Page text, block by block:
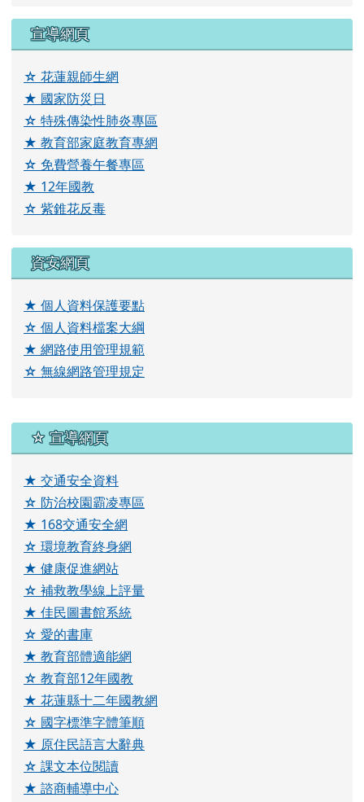
宣導網頁
☆ 花蓮親師生網
★ 國家防災日
☆ 特殊傳染性肺炎專區
★ 教育部家庭教育專網
☆ 免費營養午餐專區
★ 12年國教
☆ 紫錐花反毒
資安網頁
★ 個人資料保護要點
☆ 個人資料檔案大綱
★ 網路使用管理規範
☆ 無線網路管理規定
右邊區域內容
☆ 宣導網頁
★ 交通安全資料
☆ 防治校園霸凌專區
★ 168交通安全網
☆ 環境教育終身網
★ 健康促進網站
☆ 補救教學線上評量
★ 佳民圖書館系統
☆ 愛的書庫
★ 教育部體適能網
☆ 教育部12年國教
★ 花蓮縣十二年國教網
☆ 國字標準字體筆順
★ 原住民語言大辭典
☆ 課文本位閱讀
★ 諮商輔導中心